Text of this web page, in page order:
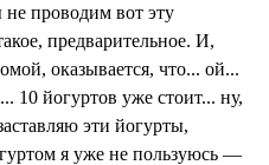
проводим вот эту
предварительное. И,
оказывается, что... ой...
10 йогуртов уже стоит... ну,
эти йогурты,
я уже не пользуюсь —